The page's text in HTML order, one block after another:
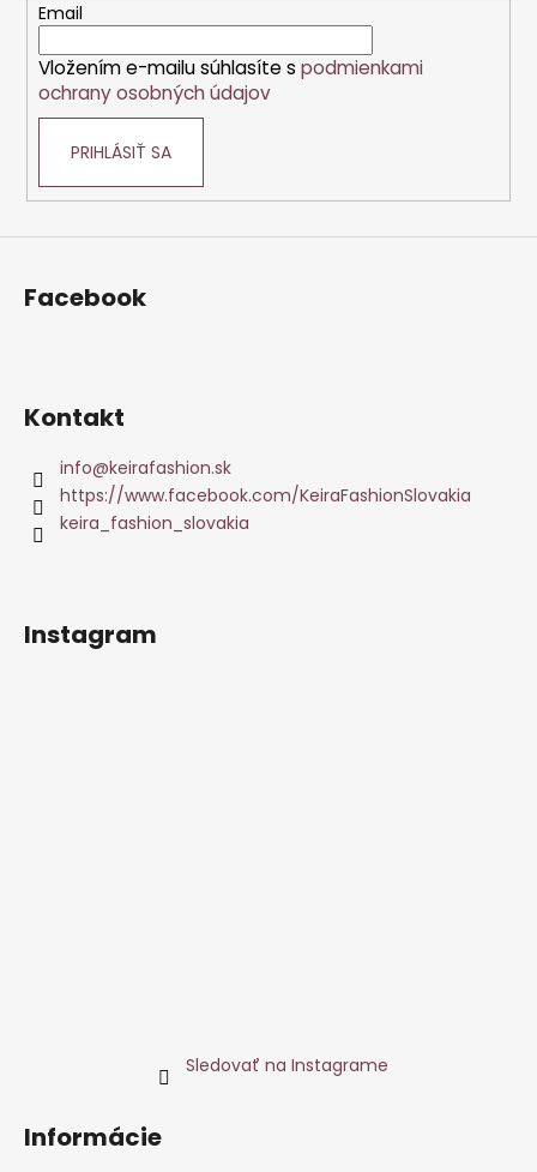
Email
Vložením e-mailu súhlasíte s podmienkami
ochrany osobných údajov
PRIHLÁSIŤ SA
Facebook
Kontakt
info@keirafashion.sk
https://www.facebook.com/KeiraFashionSlovakia
keira_fashion_slovakia
Instagram
Sledovať na Instagrame
Informácie